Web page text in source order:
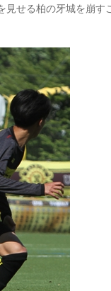
見せる柏の牙城を崩す